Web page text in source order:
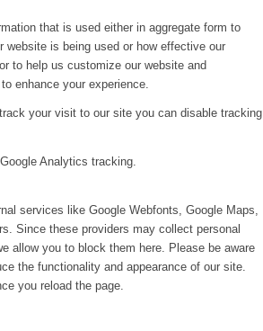
that is used either in aggregate form to
website is being used or how effective our
to help us customize our website and
enhance your experience.
your visit to our site you can disable tracking
Analytics tracking.
services like Google Webfonts, Google Maps,
Since these providers may collect personal
allow you to block them here. Please be aware
the functionality and appearance of our site.
you reload the page.